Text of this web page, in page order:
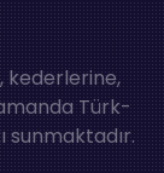
kederlerine,
Türk-
sunmaktadır.